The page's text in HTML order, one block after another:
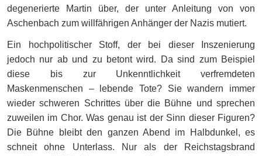
degenerierte Martin über, der unter Anleitung von von
Aschenbach zum willfährigen Anhänger der Nazis mutiert.
Ein hochpolitischer Stoff, der bei dieser Inszenierung
jedoch nur ab und zu betont wird. Da sind zum Beispiel
diese bis zur Unkenntlichkeit verfremdeten
Maskenmenschen – lebende Tote? Sie wandern immer
wieder schweren Schrittes über die Bühne und sprechen
zuweilen im Chor. Was genau ist der Sinn dieser Figuren?
Die Bühne bleibt den ganzen Abend im Halbdunkel, es
schneit ohne Unterlass. Nur als der Reichstagsbrand